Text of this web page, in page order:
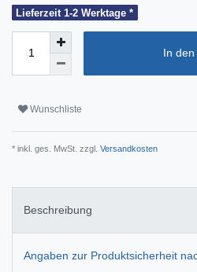
Lieferzeit 1-2 Werktage *
In
Wunschliste
* inkl. ges. MwSt. zzgl. Versandkosten
Beschreibung
Angaben zur Produktsicherheit